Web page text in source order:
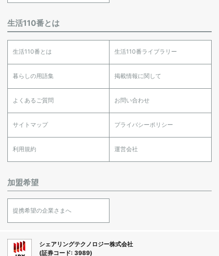
生活110番とは
生活110番とは 生活110番ライブラリー
暮らしの用語集 掲載情報に関して
よくあるご質問 お問い合わせ
サイトマップ プライバシーポリシー
利用規約 運営会社
加盟希望
提携希望の企業さまへ
シェアリングテクノロジー株式会社
(証券コード: 3989)